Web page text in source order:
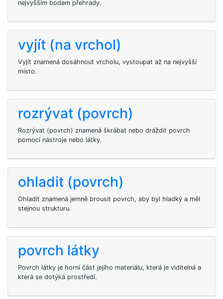
nejvyšším bodem přehrady.
vyjít (na vrchol)
Vyjít znamená dosáhnout vrcholu, vystoupat až na nejvyšší
místo.
rozrývat (povrch)
Rozrývat (povrch) znamená škrábat nebo dráždit povrch
pomocí nástroje nebo látky.
ohladit (povrch)
Ohladit znamená jemně brousit povrch, aby byl hladký a měl
stejnou strukturu.
povrch látky
Povrch látky je horní část jejího materiálu, která je viditelná a
která se dotýká prostředí.